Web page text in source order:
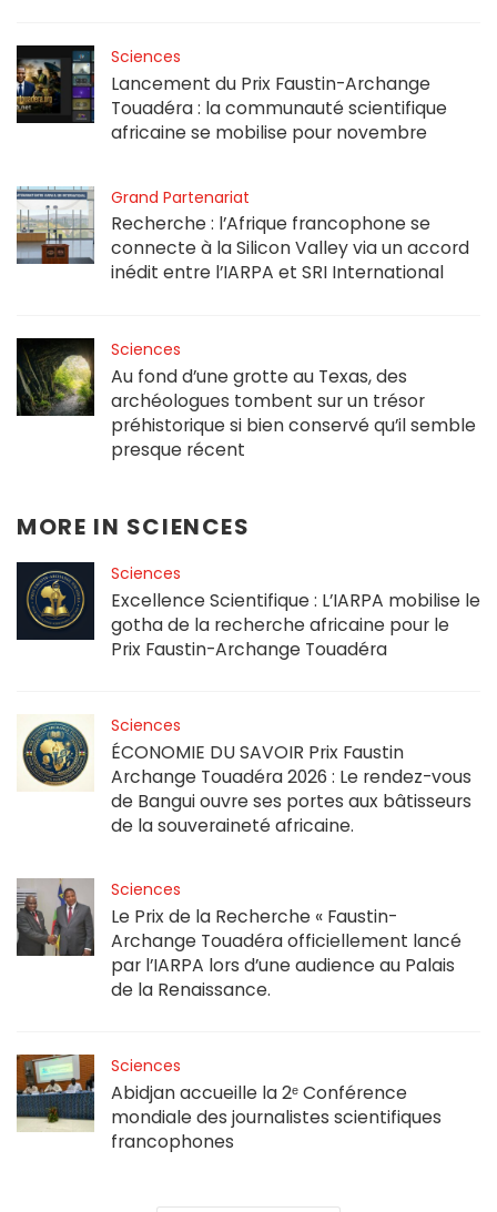
Sciences
Lancement du Prix Faustin-Archange
Touadéra : la communauté scientifique
africaine se mobilise pour novembre
Grand Partenariat
Recherche : l’Afrique francophone se
connecte à la Silicon Valley via un accord
inédit entre l’IARPA et SRI International
Sciences
Au fond d’une grotte au Texas, des
archéologues tombent sur un trésor
préhistorique si bien conservé qu’il semble
presque récent
MORE IN SCIENCES
Sciences
Excellence Scientifique : L’IARPA mobilise le
gotha de la recherche africaine pour le
Prix Faustin-Archange Touadéra
Sciences
ÉCONOMIE DU SAVOIR Prix Faustin
Archange Touadéra 2026 : Le rendez-vous
de Bangui ouvre ses portes aux bâtisseurs
de la souveraineté africaine.
Sciences
Le Prix de la Recherche « Faustin-
Archange Touadéra officiellement lancé
par l’IARPA lors d’une audience au Palais
de la Renaissance.
Sciences
Abidjan accueille la 2ᵉ Conférence
mondiale des journalistes scientifiques
francophones